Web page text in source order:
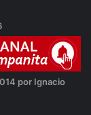
por Ignacio